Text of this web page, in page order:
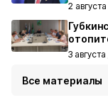
2
3 августа
Все материалы